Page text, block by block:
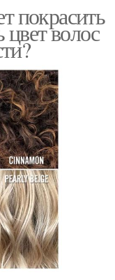
покрасить
волос